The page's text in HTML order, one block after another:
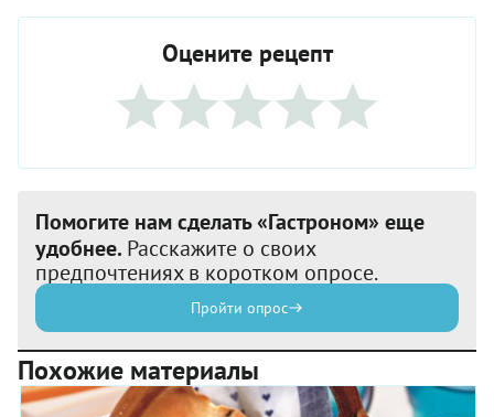
Оцените рецепт
Помогите нам сделать «Гастроном» еще
удобнее. Расскажите о своих
предпочтениях в коротком опросе.
Пройти опрос
Похожие материалы